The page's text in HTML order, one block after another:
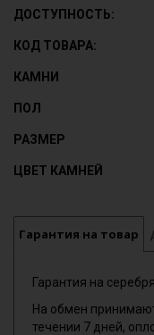
ДОСТУПНОСТЬ:
КОД ТОВАРА:
КАМНИ
ПОЛ
РАЗМЕР
ЦВЕТ КАМНЕЙ
Гарантия на товар
Гарантия на
На обмен
течении 7 дней,